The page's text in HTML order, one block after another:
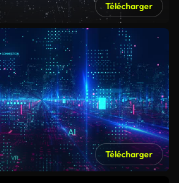
Télécharger
Télécharger